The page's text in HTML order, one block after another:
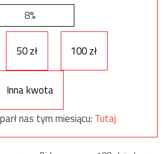
8%
50 zł 100 zł
Inna kwota
nas tym miesiącu: Tutaj